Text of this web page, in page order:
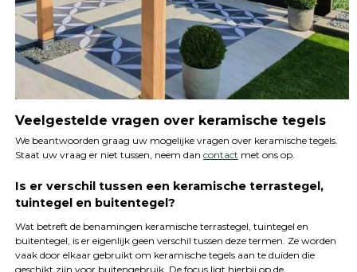
Veelgestelde vragen over keramische tegels
We beantwoorden graag uw mogelijke vragen over keramische tegels.
Staat uw vraag er niet tussen, neem dan contact met ons op.
Is er verschil tussen een keramische terrastegel,
tuintegel en buitentegel?
Wat betreft de benamingen keramische terrastegel, tuintegel en
buitentegel, is er eigenlijk geen verschil tussen deze termen. Ze worden
vaak door elkaar gebruikt om keramische tegels aan te duiden die
geschikt zijn voor buitengebruik. De focus ligt hierbij op de